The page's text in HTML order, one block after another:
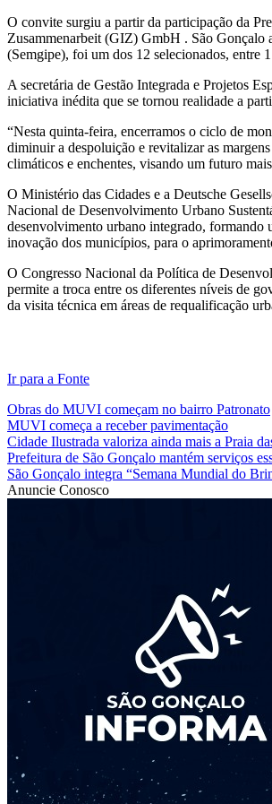
O convite surgiu a partir da participação da
Zusammenarbeit (GIZ) GmbH . São Gonçalo
(Semgipe), foi um dos 12 selecionados, entre
A secretária de Gestão Integrada e Projetos
iniciativa inédita que se tornou realidade a
“Nesta quinta-feira, encerramos o ciclo de
diminuir a despoluição e revitalizar as
climáticos e enchentes, visando um futuro
O Ministério das Cidades e a Deutsche
Nacional de Desenvolvimento Urbano
desenvolvimento urbano integrado, formando
inovação dos municípios, para o
O Congresso Nacional da Política de
permite a troca entre os diferentes níveis de
da visita técnica em áreas de requalificação
Ir para a Fonte
Obras do MUVI começam no bairro Patronato
MUVI começa a receber pavimentação
Cidade Ilustrada valoriza ainda mais a Praia
Prefeitura de São Gonçalo mantém serviços
São Gonçalo integra “Semana Mundial do
Anuncie Conosco